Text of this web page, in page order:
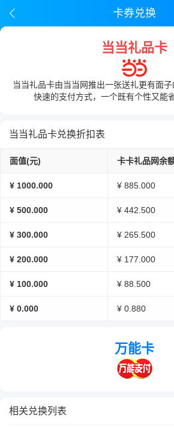
卡券兑换
当当礼品卡
当当礼品卡由当当网推出一张送礼更有面
快速的支付方式，一个既有个性又能
当当礼品卡兑换折扣表
面值(元) 卡卡礼品网余
¥ 1000.000 ¥ 885.000
¥ 500.000 ¥ 442.500
¥ 300.000 ¥ 265.500
¥ 200.000 ¥ 177.000
¥ 100.000 ¥ 88.500
¥ 0.000 ¥ 0.880
万能卡
相关兑换列表